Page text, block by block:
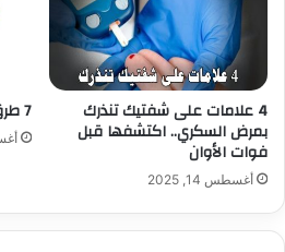
4 علامات على شفتيك تنذرك
بمرض السكري.. اكتشفها قبل
فوات الأوان
أغسطس 14, 2025
7 طرق لتنشيط الدورة الدموية